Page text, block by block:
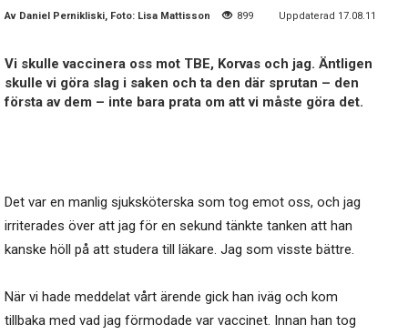
Av Daniel Pernikliski, Foto: Lisa Mattisson 899 Uppdaterad 17.08.11
Vi skulle vaccinera oss mot TBE, Korvas och jag. Äntligen
skulle vi göra slag i saken och ta den där sprutan – den
första av dem – inte bara prata om att vi måste göra det.
Det var en manlig sjuksköterska som tog emot oss, och jag
irriterades över att jag för en sekund tänkte tanken att han
kanske höll på att studera till läkare. Jag som visste bättre.
När vi hade meddelat vårt ärende gick han iväg och kom
tillbaka med vad jag förmodade var vaccinet. Innan han tog